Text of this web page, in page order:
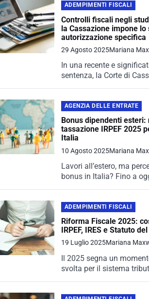
interessante, per i
difficoltà economica: la
rateizzazione delle
esattoriali resta valida
se...
ADEMPIMENTI FISCALI
Controlli fiscali negli
la Cassazione impone lo
autorizzazione specifica
29 Agosto 2025Mariana
In una recente e
sentenza, la Corte di
Entrate: non si possono
effettuare controlli fiscali
all’interno degli studi
professionali se...
AGENZIA DELLE ENTRATE
Bonus dipendenti esteri:
tassazione IRPEF 2025
Italia
10 Agosto 2025Mariana
Lavori all’estero, ma
bonus in Italia? Fino a
i premi maturati all’estero
erogati in Italia erano
a...
ADEMPIMENTI FISCALI
Riforma Fiscale 2025:
IRPEF, IRES e Statuto
19 Luglio 2025Mariana
Il 2025 segna un
svolta per il sistema